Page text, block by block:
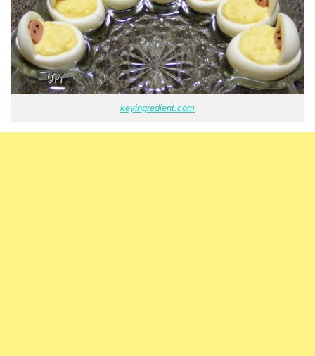
keyingredient.com